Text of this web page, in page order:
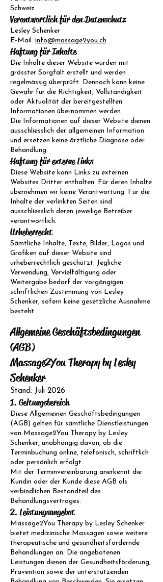
Schweiz
Verantwortlich für den Datenschutz
Lesley Schenker
E-Mail: info@massage2you.ch
Haftung für Inhalte
Die Inhalte dieser Website wurden mit
grösster Sorgfalt erstellt und werden
regelmässig überprüft. Dennoch kann keine
Gewähr für die Richtigkeit, Vollständigkeit
oder Aktualität der bereitgestellten
Informationen übernommen werden.
Die Informationen auf dieser Website dienen
ausschliesslich der allgemeinen Information
und ersetzen keine ärztliche Diagnose oder
Behandlung.
Haftung für externe Links
Diese Website kann Links zu externen
Websites Dritter enthalten. Für deren Inhalte
übernehmen wir keine Verantwortung. Für die
Inhalte der verlinkten Seiten sind
ausschliesslich deren jeweilige Betreiber
verantwortlich.
Urheberrecht
Sämtliche Inhalte, Texte, Bilder, Logos und
Grafiken auf dieser Website sind
urheberrechtlich geschützt. Jegliche
Verwendung, Vervielfältigung oder
Weitergabe bedarf der vorgängigen
schriftlichen Zustimmung von Lesley
Schenker, sofern keine gesetzliche Ausnahme
besteht.
Allgemeine Geschäftsbedingungen
(AGB)
Massage2You Therapy by Lesley
Schenker
Stand: Juli 2026
1. Geltungsbereich
Diese Allgemeinen Geschäftsbedingungen
(AGB) gelten für sämtliche Dienstleistungen
von Massage2You Therapy by Lesley
Schenker, unabhängig davon, ob die
Terminbuchung online, telefonisch, schriftlich
oder persönlich erfolgt.
Mit der Terminvereinbarung anerkennt die
Kundin oder der Kunde diese AGB als
verbindlichen Bestandteil des
Behandlungsvertrages.
2. Leistungsangebot
Massage2You Therapy by Lesley Schenker
bietet medizinische Massagen sowie weitere
therapeutische und gesundheitsfördernde
Behandlungen an. Die angebotenen
Leistungen dienen der Gesundheitsförderung,
Prävention sowie der unterstützenden